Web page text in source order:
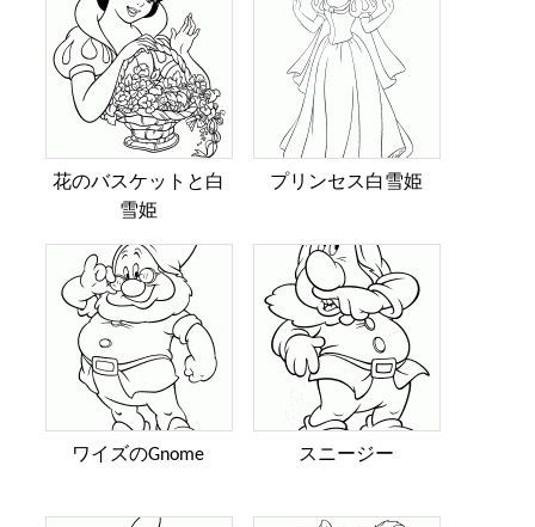
花のバスケットと白
雪姫
プリンセス白雪姫
ワイズのGnome スニージー